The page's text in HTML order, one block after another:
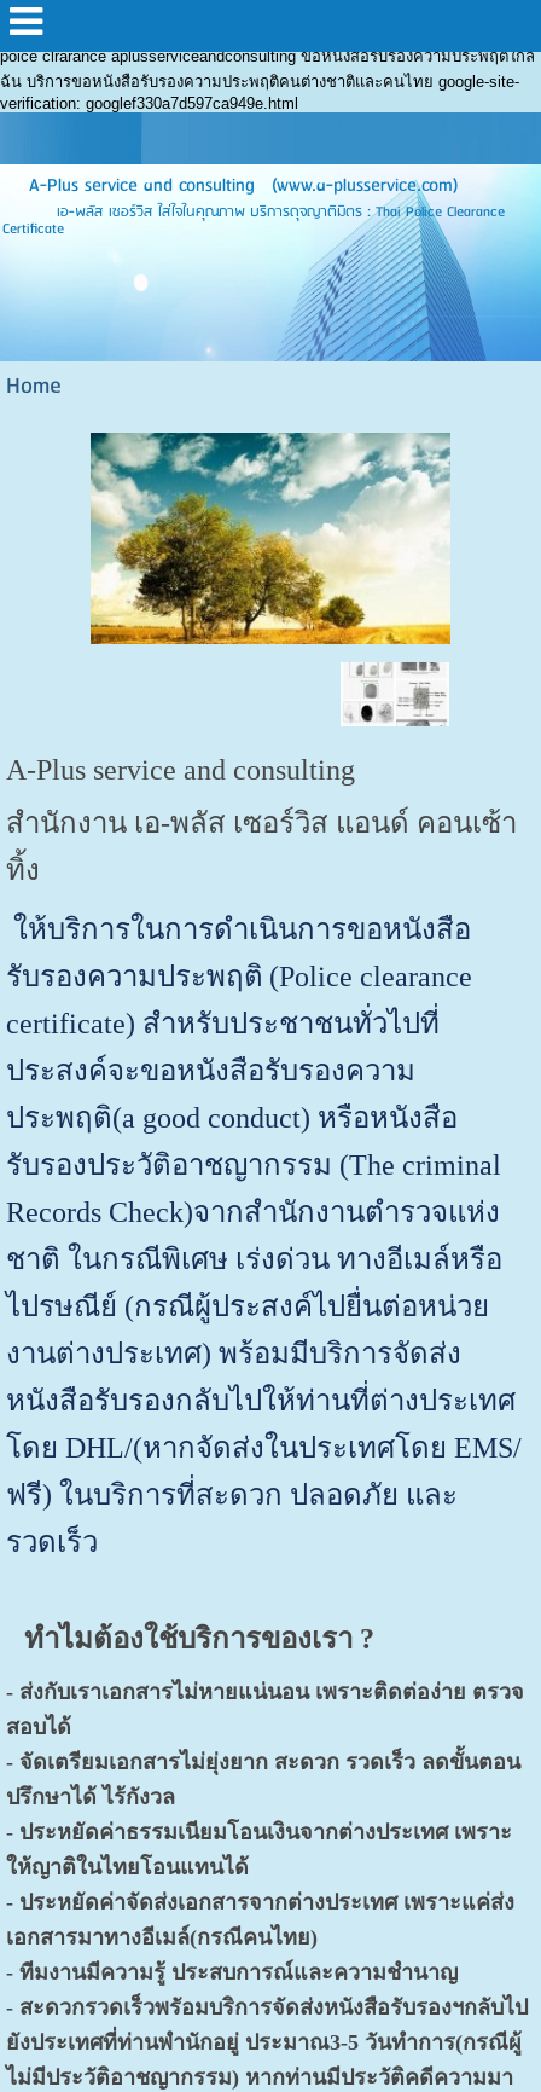
google-site-verification: googlef330a7d597ca949e.html Facebook
aplusserviceandconsulting ขอหนังสือรับรองความประพฤพติ police check thai
poice clrarance aplusserviceandconsulting ขอหนังสือรับรองความประพฤติใกล้
ฉัน บริการขอหนังสือรับรองความประพฤติคนต่างชาติและคนไทย google-site-
verification: googlef330a7d597ca949e.html
A-Plus service and consulting (www.a-plusservice.com)
เอ-พลัส เซอร์วิส ใส่ใจในคุณภาพ บริการดุจญาติมิตร : Thai Police Clearance
Certificate
Home
A-Plus service and consulting
สำนักงาน เอ-พลัส เซอร์วิส แอนด์ คอนเซ้า
ทิ้ง
ให้บริการในการดำเนินการขอหนังสือ
รับรองความประพฤติ (Police clearance
certificate) สำหรับประชาชนทั่วไปที่
ประสงค์จะขอหนังสือรับรองความ
ประพฤติ(a good conduct) หรือหนังสือ
รับรองประวัติอาชญากรรม (The criminal
Records Check)จากสำนักงานตำรวจแห่ง
ชาติ ในกรณีพิเศษ เร่งด่วน ทางอีเมล์หรือ
ไปรษณีย์ (กรณีผู้ประสงค์ไปยื่นต่อหน่วย
งานต่างประเทศ) พร้อมมีบริการจัดส่ง
หนังสือรับรองกลับไปให้ท่านที่ต่างประเทศ
โดย DHL/(หากจัดส่งในประเทศโดย EMS/
ฟรี) ในบริการที่สะดวก ปลอดภัย และ
รวดเร็ว
ทำไมต้องใช้บริการของเรา ?
- ส่งกับเราเอกสารไม่หายแน่นอน เพราะติดต่อง่าย ตรวจ
สอบได้
- จัดเตรียมเอกสารไม่ยุ่งยาก สะดวก รวดเร็ว ลดขั้นตอน
ปรึกษาได้ ไร้กังวล
- ประหยัดค่าธรรมเนียมโอนเงินจากต่างประเทศ เพราะ
ให้ญาติในไทยโอนแทนได้
- ประหยัดค่าจัดส่งเอกสารจากต่างประเทศ เพราะแค่ส่ง
เอกสารมาทางอีเมล์(กรณีคนไทย)
- ทีมงานมีความรู้ ประสบการณ์และความชำนาญ
- สะดวกรวดเร็วพรัอมบริการจัดส่งหนังสือรับรองฯกลับไป
ยังประเทศที่ท่านพำนักอยู่ ประมาณ3-5 วันทำการ(กรณีผู้
ไม่มีประวัติอาชญากรรม) หากท่านมีประวัติคดีความมา